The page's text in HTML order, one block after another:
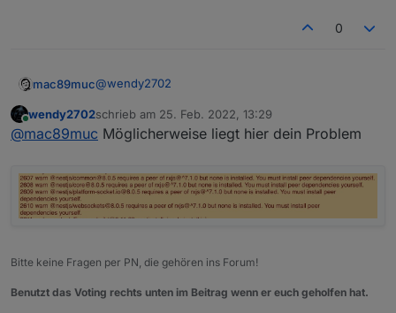
0
mac89muc@wendy2702
Hab das Log mal als Anhang reingezogen - ist zu
umfangreich
Gruß
Online
wendy2702schrieb am 25. Feb. 2022, 13:29
zuletzt editiert von
@mac89muc Möglicherweise liegt hier dein Problem
Bitte keine Fragen per PN, die gehören ins Forum!
Benutzt das Voting rechts unten im Beitrag wenn er euch geholfen hat.